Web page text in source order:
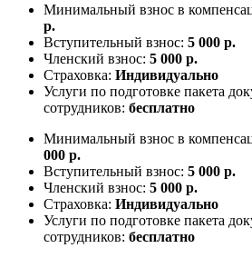
Минимальный взнос в
р.
Вступительный взнос: 5 000 р.
Членский взнос: 5 000 р.
Страховка: Индивидуально
Услуги по подготовке пакета
сотрудников: бесплатно
Минимальный взнос в
000 р.
Вступительный взнос: 5 000 р.
Членский взнос: 5 000 р.
Страховка: Индивидуально
Услуги по подготовке пакета
сотрудников: бесплатно